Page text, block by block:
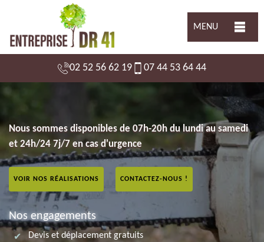
MENU
02 52 56 62 19 07 44 53 64 44
Nous sommes disponibles de 07h-20h du lundi au samedi
et 24h/24 7j/7 en cas d'urgence
VOIR NOS RÉALISATIONS CONTACTEZ-NOUS !
Nos engagements
Devis et déplacement gratuits